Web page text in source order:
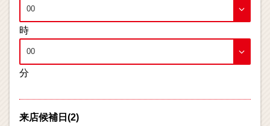
時
分
来店候補日(2)